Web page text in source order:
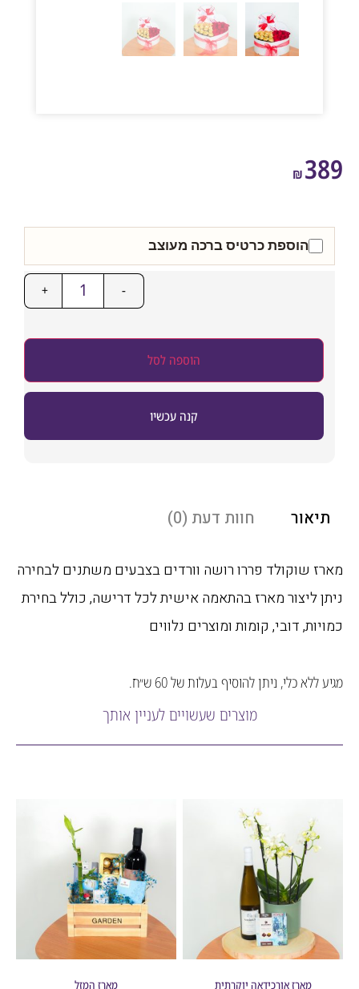
₪
הוספת כרטיס ברכה מעוצב
+
הוספה לסל
קנה עכשיו
חוות דעת (0)
שוקולד פררו רושה וורדים בצבעים משתנים לבחירה
ליצור מארז בהתאמה אישית לכל דרישה, כולל בחירת
דובי, קומות ומוצרים נלווים
כלי, ניתן להוסיף בעלות של 60 ש״ח.
מוצרים שעשויים לעניין אותך
מארז אורכידאה יוקרתית מארז המזל